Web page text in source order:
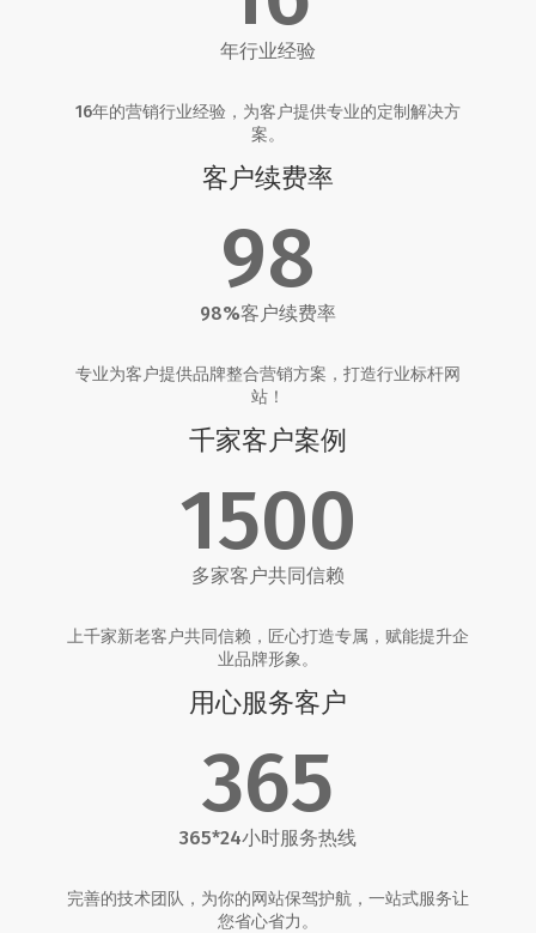
年行业经验
16年的营销行业经验，为客户提供专业的定制解决方
案。
客户续费率
98
98%客户续费率
专业为客户提供品牌整合营销方案，打造行业标杆网
站！
千家客户案例
1500
多家客户共同信赖
上千家新老客户共同信赖，匠心打造专属，赋能提升企
业品牌形象。
用心服务客户
365
365*24小时服务热线
完善的技术团队，为你的网站保驾护航，一站式服务让
您省心省力。